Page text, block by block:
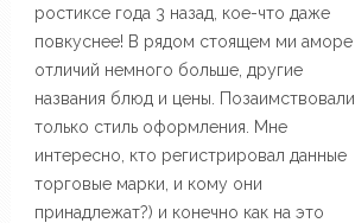
ростиксе года 3 назад, кое-что даже
повкуснее! В рядом стоящем ми аморе
отличий немного больше, другие
названия блюд и цены. Позаимствовали
только стиль оформления. Мне
интересно, кто регистрировал данные
торговые марки, и кому они
принадлежат?) и конечно как на это